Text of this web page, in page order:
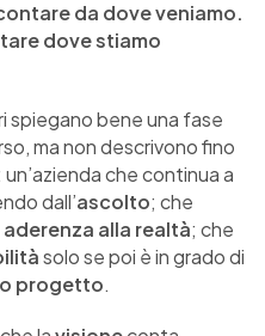
da dove veniamo.
dove stiamo
spiegano bene una fase
ma non descrivono fino
che continua a
dall’ascolto; che
aderenza alla realtà; che
solo se poi è in grado di
progetto.